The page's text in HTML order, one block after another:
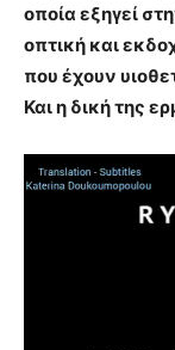
οποία εξηγεί
οπτική και
που έχουν
Και η δική της